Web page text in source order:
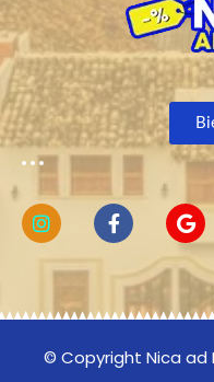
© Copyright Nica ad